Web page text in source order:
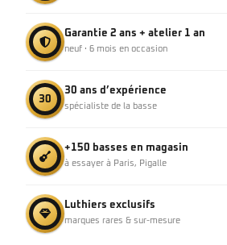
Garantie 2 ans + atelier 1 an
neuf · 6 mois en occasion
30
30 ans d’expérience
spécialiste de la basse
+150 basses en magasin
à essayer à Paris, Pigalle
Luthiers exclusifs
marques rares & sur-mesure